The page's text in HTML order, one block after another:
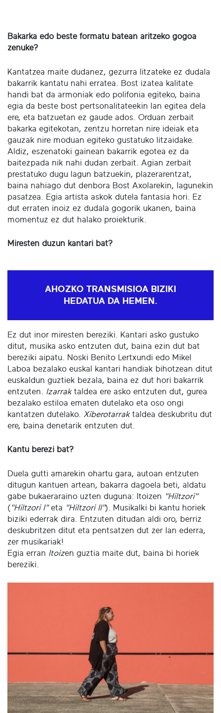
Bakarka edo beste formatu batean aritzeko gogoa
zenuke?
Kantatzea maite dudanez, gezurra litzateke ez dudala
bakarrik kantatu nahi erratea. Bost izatea kalitate
handi bat da armoniak edo polifonia egiteko, baina
egia da beste bost pertsonalitateekin lan egitea dela
ere, eta batzuetan ez gaude ados. Orduan zerbait
bakarka egitekotan, zentzu horretan nire ideiak eta
gauzak nire moduan egiteko gustatuko litzaidake.
Aldiz, eszenatoki gainean bakarrik egotea ez da
baitezpada nik nahi dudan zerbait. Agian zerbait
prestatuko dugu lagun batzuekin, plazerarentzat,
baina nahiago dut denbora Bost Axolarekin, lagunekin
pasatzea. Egia artista askok dutela fantasia hori. Ez
dut erraten inoiz ez dudala gogorik ukanen, baina
momentuz ez dut halako proiekturik.
Miresten duzun kantari bat?
AHOZKO TRANSMISIOA BIZIKI
HEDATUA DA HEMEN.
Ez dut inor miresten bereziki. Kantari asko gustuko
ditut, musika asko entzuten dut, baina ezin dut bat
bereziki aipatu. Noski Benito Lertxundi edo Mikel
Laboa bezalako euskal kantari handiak bihotzean ditut
euskaldun guztiek bezala, baina ez dut hori bakarrik
entzuten. Izarraktaldea ere asko entzuten dut, gurea
bezalako estiloa ematen dutelako eta oso ongi
kantatzen dutelako. Xiberotarraktaldea deskubritu dut
ere, baina denetarik entzuten dut.
Kantu berezi bat?
Duela gutti amarekin ohartu gara, autoan entzuten
ditugun kantuen artean, bakarra dagoela beti, aldatu
gabe bukaeraraino uzten duguna: Itoizen "Hiltzori"
("Hiltzori I"eta "Hiltzori II"). Musikalki bi kantu horiek
biziki ederrak dira. Entzuten ditudan aldi oro, berriz
deskubritzen ditut eta pentsatzen dut zer lan ederra,
zer musikariak!
Egia erran Itoizen guztia maite dut, baina bi horiek
bereziki.